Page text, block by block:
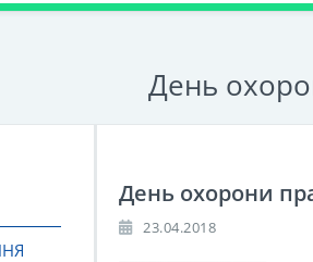
День
День охорони
23.04.2018